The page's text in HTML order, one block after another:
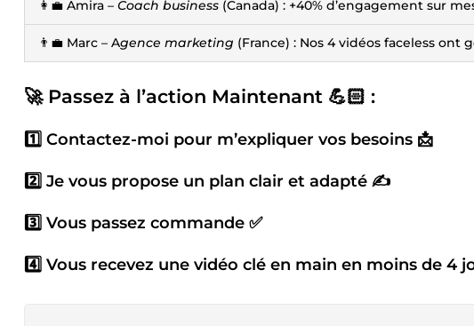
👩💼 Amira – Coach business (Canada) : +40% d’engagement sur
👨💼 Marc – Agence marketing (France) : Nos 4 vidéos faceless ont
🚀 Passez à l’action Maintenant 💪🏻 :
1️⃣ Contactez-moi pour m’expliquer vos besoins 📩
2️⃣ Je vous propose un plan clair et adapté ✍️
3️⃣ Vous passez commande ✅
4️⃣ Vous recevez une vidéo clé en main en moins de 4